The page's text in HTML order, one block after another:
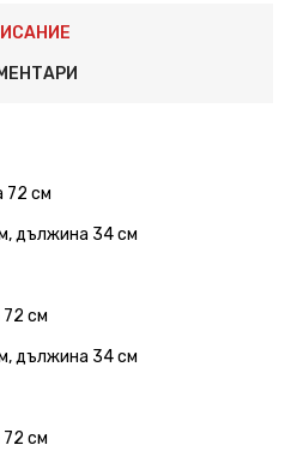
72 см
дължина 34 см
см
дължина 34 см
см